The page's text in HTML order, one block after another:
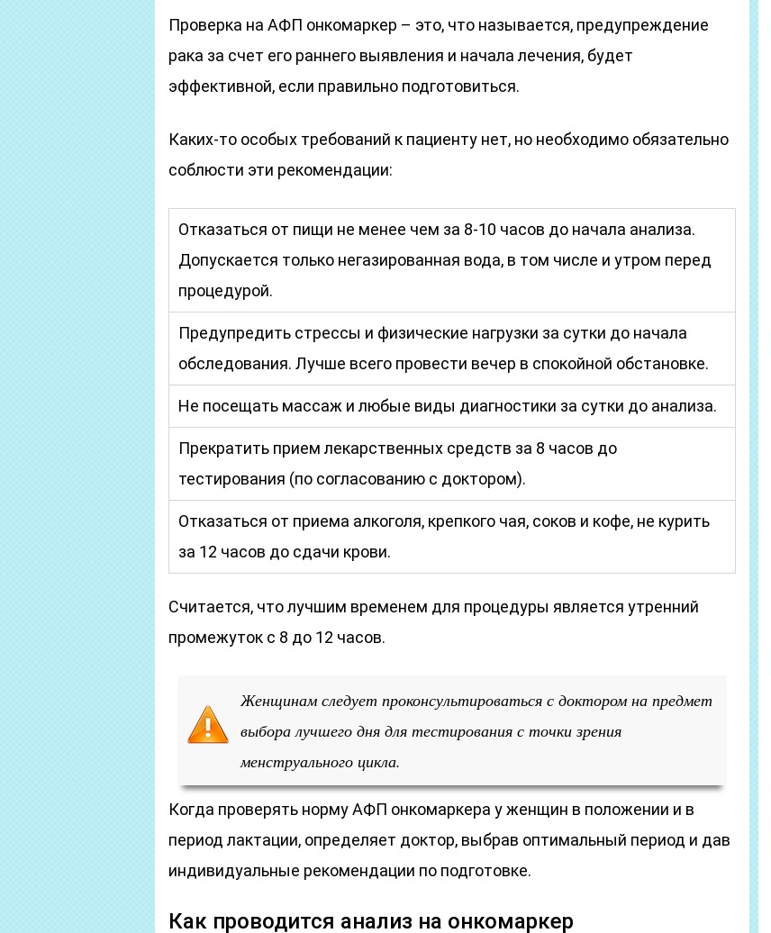
Проверка на АФП онкомаркер – это, что называется, предупреждение
рака за счет его раннего выявления и начала лечения, будет
эффективной, если правильно подготовиться.
Каких-то особых требований к пациенту нет, но необходимо обязательно
соблюсти эти рекомендации:
Отказаться от пищи не менее чем за 8-10 часов до начала анализа.
Допускается только негазированная вода, в том числе и утром перед
процедурой.
Предупредить стрессы и физические нагрузки за сутки до начала
обследования. Лучше всего провести вечер в спокойной обстановке.
Не посещать массаж и любые виды диагностики за сутки до анализа.
Прекратить прием лекарственных средств за 8 часов до
тестирования (по согласованию с доктором).
Отказаться от приема алкоголя, крепкого чая, соков и кофе, не курить
за 12 часов до сдачи крови.
Считается, что лучшим временем для процедуры является утренний
промежуток с 8 до 12 часов.
Женщинам следует проконсультироваться с доктором на предмет
выбора лучшего дня для тестирования с точки зрения
менструального цикла.
Когда проверять норму АФП онкомаркера у женщин в положении и в
период лактации, определяет доктор, выбрав оптимальный период и дав
индивидуальные рекомендации по подготовке.
Как проводится анализ на онкомаркер